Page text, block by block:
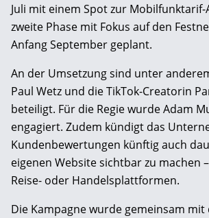
Juli mit einem Spot zur Mobilfunktarif-
zweite Phase mit Fokus auf den
Anfang September geplant.
An der Umsetzung sind unter
Paul Wetz und die TikTok-Creatorin
beteiligt. Für die Regie wurde Adam
engagiert. Zudem kündigt das
Kundenbewertungen künftig auch
eigenen Website sichtbar zu machen
Reise- oder Handelsplattformen.
Die Kampagne wurde gemeinsam mit